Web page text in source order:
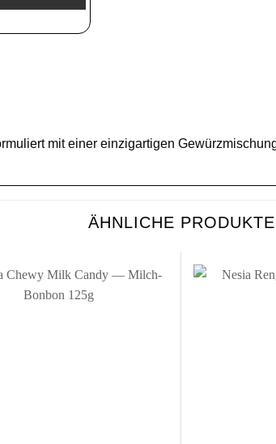
hinzufügen
mit einer einzigartigen
ÄHNLICHE PRODUKTE